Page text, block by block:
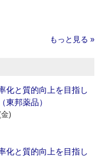
もっと見る »
化と質的向上を目指し
東邦薬品）
)
化と質的向上を目指し